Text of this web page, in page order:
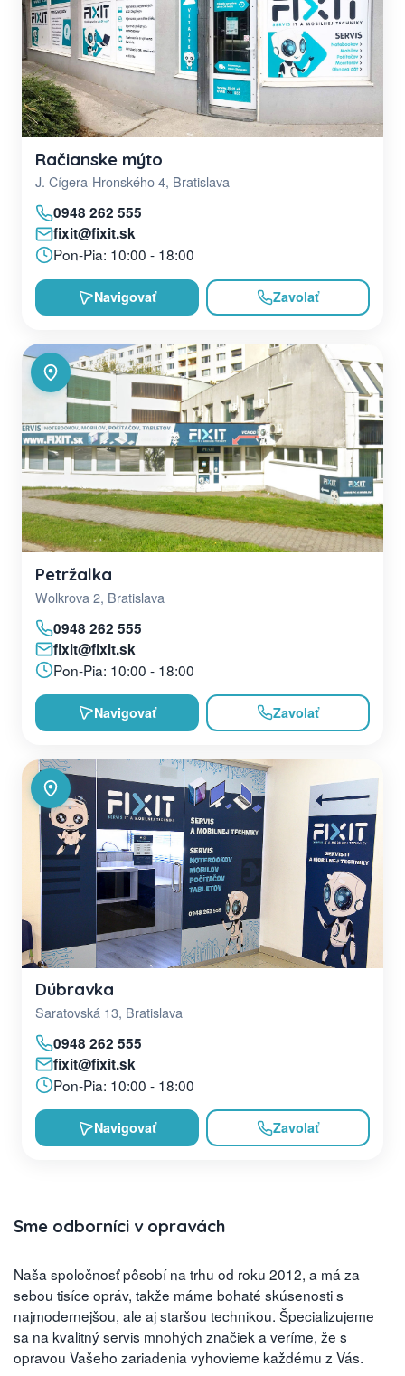
Račianske mýto
J. Cígera-Hronského 4, Bratislava
0948 262 555
fixit@fixit.sk
Pon-Pia: 10:00 - 18:00
Navigovať Zavolať
Petržalka
Wolkrova 2, Bratislava
0948 262 555
fixit@fixit.sk
Pon-Pia: 10:00 - 18:00
Navigovať Zavolať
Dúbravka
Saratovská 13, Bratislava
0948 262 555
fixit@fixit.sk
Pon-Pia: 10:00 - 18:00
Navigovať Zavolať
Sme odborníci v opravách
Naša spoločnosť pôsobí na trhu od roku 2012, a má za
sebou tisíce opráv, takže máme bohaté skúsenosti s
najmodernejšou, ale aj staršou technikou. Špecializujeme
sa na kvalitný servis mnohých značiek a veríme, že s
opravou Vašeho zariadenia vyhovieme každému z Vás.